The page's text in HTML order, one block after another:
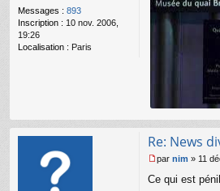
Messages : 893
Inscription : 10 nov. 2006,
19:26
Localisation : Paris
Re: News
e
par nim » 11
Ce qui est